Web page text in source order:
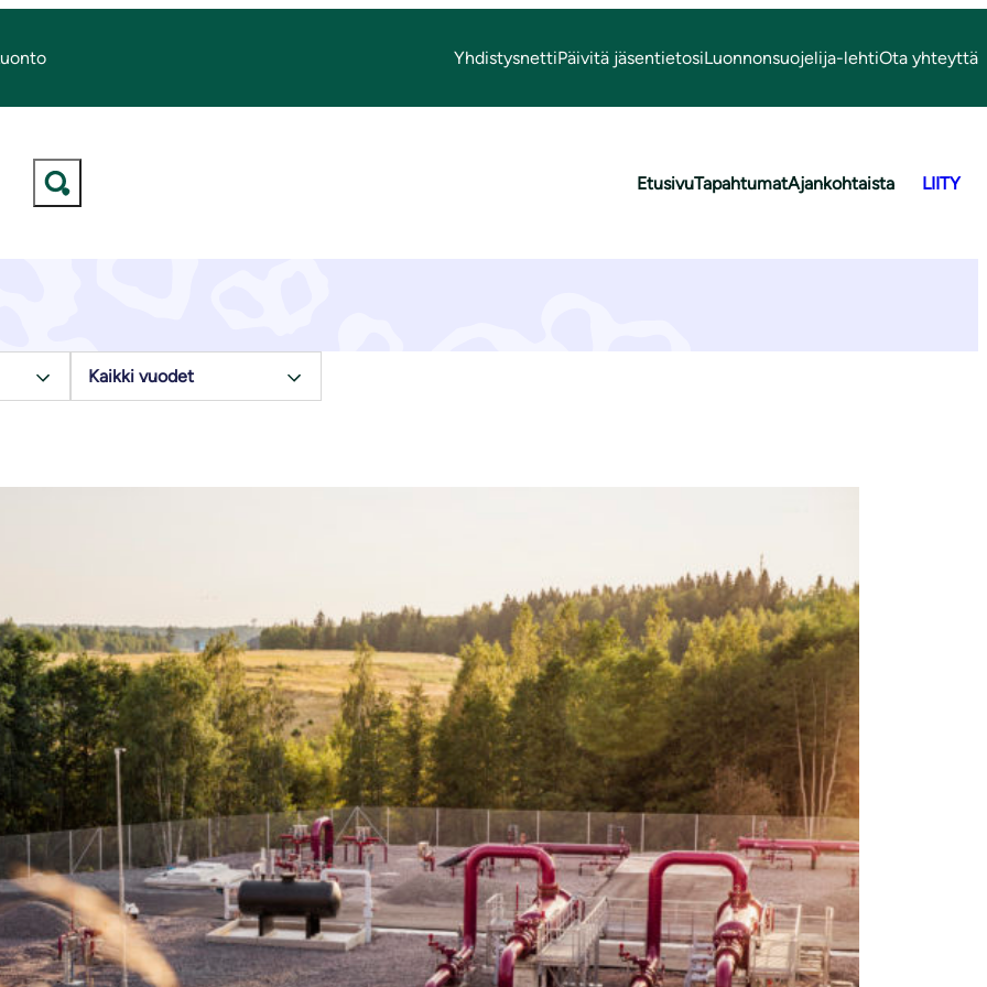
YhdistysnettiPäivitä jäsentietosiLuonnonsuojelija-lehtiOta yhteyttä
EtusivuTapahtumatAjankohtaista LIITY
Ajankohtaista